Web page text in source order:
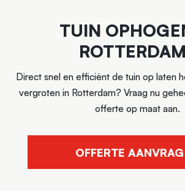
TUIN
Direct snel en efficiënt de tuin op laten
vergroten in Rotterdam? Vraag nu
offerte op maat aan.
OFFERTE